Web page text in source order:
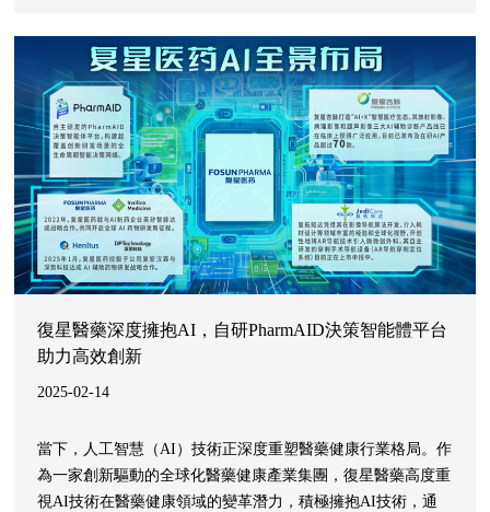
自主研發和生產的產品，進一步推動了公司的全球化進程。
復星醫藥深度擁抱AI，自研PharmAID決策智能體平台
助力高效創新
2025-02-14
當下，人工智慧（AI）技術正深度重塑醫藥健康行業格局。作
為一家創新驅動的全球化醫藥健康產業集團，復星醫藥高度重
視AI技術在醫藥健康領域的變革潛力，積極擁抱AI技術，通